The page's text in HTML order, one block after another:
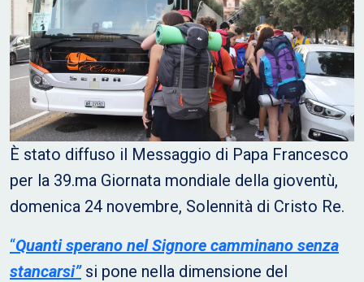
È stato diffuso il Messaggio di Papa Francesco
per la 39.ma Giornata mondiale della gioventù,
domenica 24 novembre, Solennità di Cristo Re.
“Quanti sperano nel Signore camminano senza
stancarsi”si pone nella dimensione del